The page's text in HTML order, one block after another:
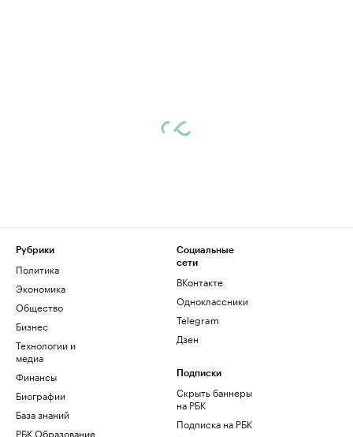
Рубрики
Политика
Экономика
Общество
Бизнес
Технологии и
медиа
Финансы
Биографии
База знаний
РБК Образование
Социальные
сети
ВКонтакте
Одноклассники
Telegram
Дзен
Подписки
Скрыть баннеры
на РБК
Подписка на РБК